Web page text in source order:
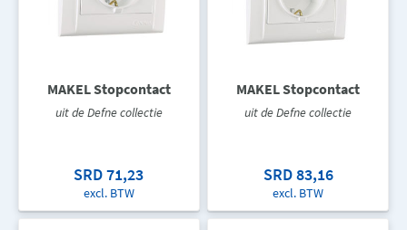
MAKEL Stopcontact
uit de Defne collectie
SRD 71,23
excl. BTW
MAKEL Stopcontact
uit de Defne collectie
SRD 83,16
excl. BTW